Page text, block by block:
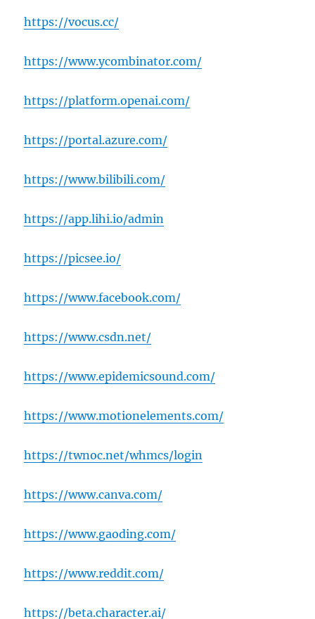
https://vocus.cc/
https://www.ycombinator.com/
https://platform.openai.com/
https://portal.azure.com/
https://www.bilibili.com/
https://app.lihi.io/admin
https://picsee.io/
https://www.facebook.com/
https://www.csdn.net/
https://www.epidemicsound.com/
https://www.motionelements.com/
https://twnoc.net/whmcs/login
https://www.canva.com/
https://www.gaoding.com/
https://www.reddit.com/
https://beta.character.ai/